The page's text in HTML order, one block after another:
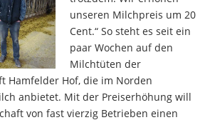
unseren Milchpreis um 20
Cent.“ So steht es seit ein
paar Wochen auf den
Milchtüten der
Hamfelder Hof, die im Norden
anbietet. Mit der Preiserhöhung will
von fast vierzig Betrieben einen